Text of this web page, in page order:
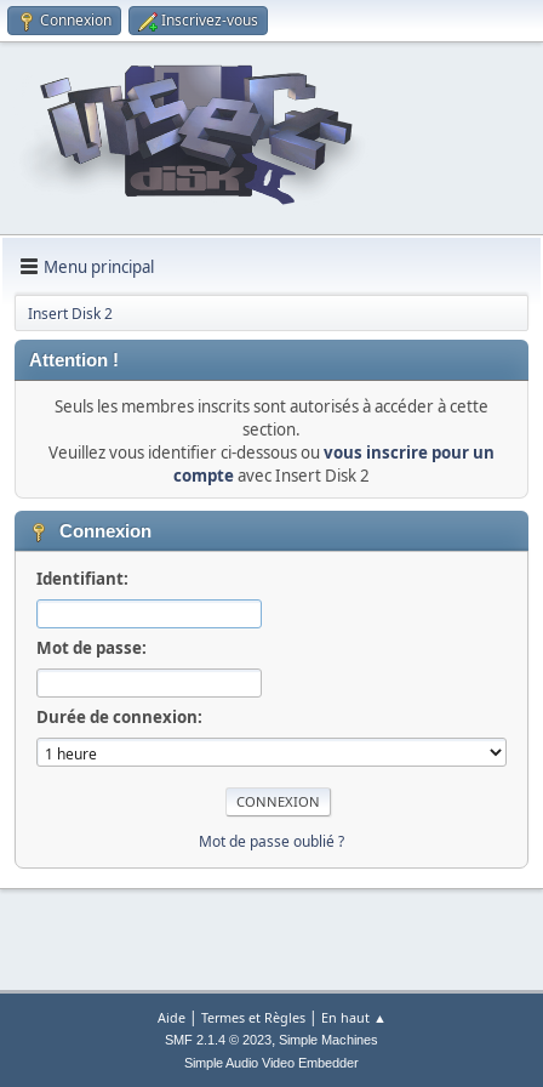
Connexion Inscrivez-vous
Menu principal
Insert Disk 2
Attention !
Seuls les membres inscrits sont autorisés à accéder à cette
section.
Veuillez vous identifier ci-dessous ou vous inscrire pour un
compteavec Insert Disk 2
Connexion
Identifiant:
Mot de passe:
Durée de connexion:
Mot de passe oublié ?
Aide| Termes et Règles| En haut ▲
SMF 2.1.4 © 2023, Simple Machines
Simple Audio Video Embedder